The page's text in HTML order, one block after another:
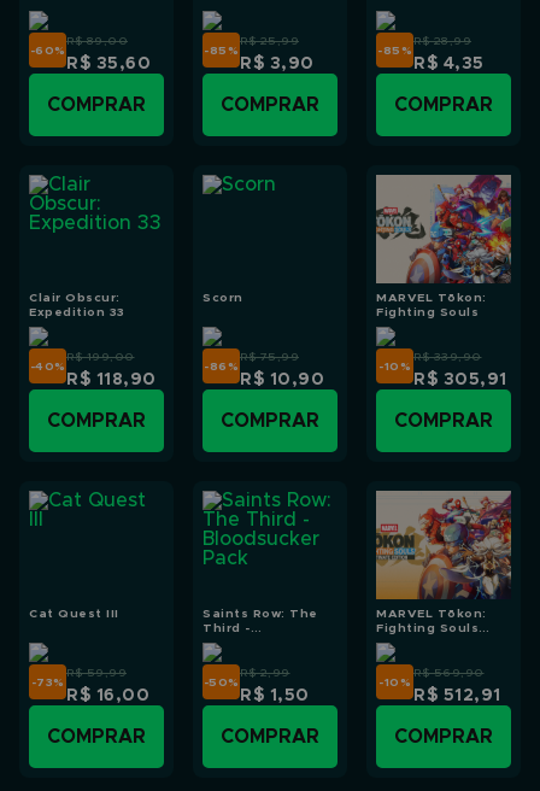
-60%
R$ 89,00
R$ 35,60
COMPRAR
-85 %
R$ 25,99
R$ 3,90
COMPRAR
-85 %
R$ 28,99
R$ 4,35
COMPRAR
Clair Obscur:
Expedition 33
-40%
R$ 199,00
R$ 118,90
COMPRAR
Scorn
-86 %
R$ 75,99
R$ 10,90
COMPRAR
MARVEL Tōkon:
Fighting Souls
-10 %
R$ 339,90
R$ 305,91
COMPRAR
Cat Quest III
-73%
R$ 59,99
R$ 16,00
COMPRAR
Saints Row: The
Third -
Bloodsucker Pack
-50%
R$ 2,99
R$ 1,50
COMPRAR
MARVEL Tōkon:
Fighting Souls
Ultimate Edition
-10 %
R$ 569,90
R$ 512,91
COMPRAR